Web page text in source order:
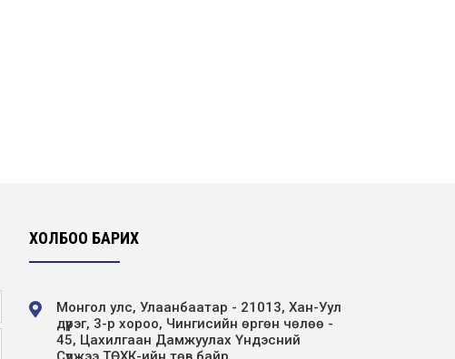
ХОЛБОО БАРИХ
Монгол улс, Улаанбаатар - 21013, Хан-Уул
дүүрэг, 3-р хороо, Чингисийн өргөн чөлөө -
45, Цахилгаан Дамжуулах Үндэсний